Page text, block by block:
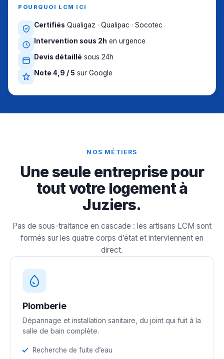
POURQUOI LCM ICI
Certifiés Qualigaz · Qualipac · Socotec
Intervention sous 2h en urgence
Devis détaillé sous 24h
Note 4,9 / 5 sur Google
NOS MÉTIERS
Une seule entreprise pour
tout votre logement à
Juziers.
Pas de sous-traitance en cascade : les artisans LCM sont
formés sur les quatre corps d’état et interviennent en
direct.
Plomberie
Dépannage et installation sanitaire, du joint qui fuit à la
salle de bain complète.
Recherche de fuite d’eau